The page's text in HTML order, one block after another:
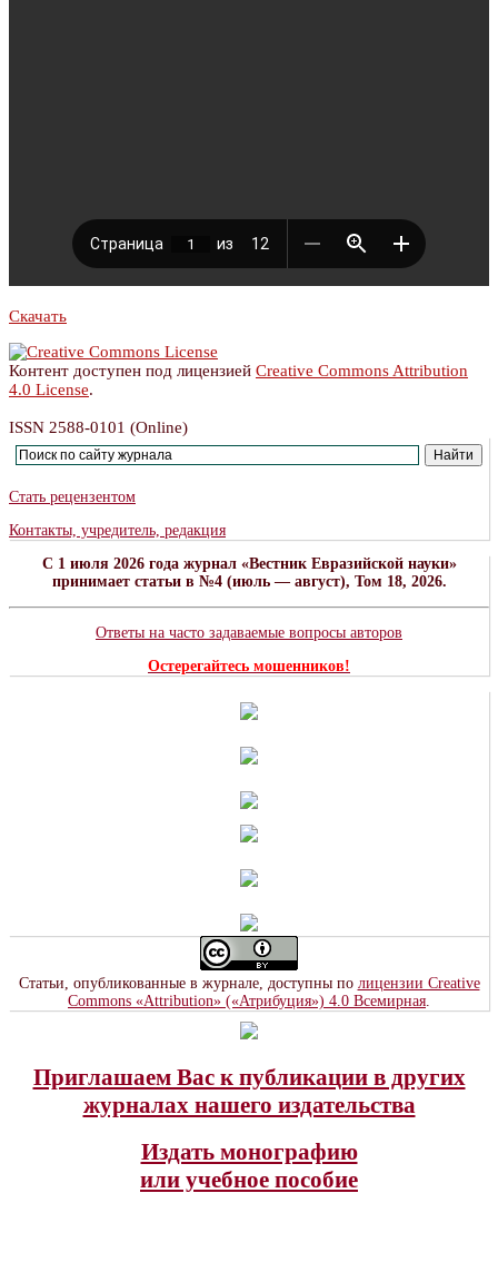
Скачать
Контент доступен под лицензией Creative Commons Attribution
4.0 License.
ISSN 2588-0101 (Online)
Стать рецензентом
Контакты, учредитель, редакция
C 1 июля 2026 года журнал «Вестник Евразийской науки»
принимает статьи в №4 (июль — август), Том 18, 2026.
Ответы на часто задаваемые вопросы авторов
Остерегайтесь мошенников!
Статьи, опубликованные в журнале, доступны по лицензии Creative
Commons «Attribution» («Атрибуция») 4.0 Всемирная.
Приглашаем Вас к публикации в других
журналах нашего издательства
Издать монографию
или учебное пособие